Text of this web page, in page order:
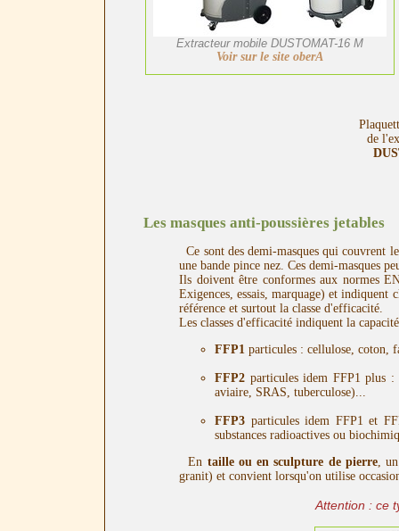
Extracteur mobile DUSTOMAT-16 M
Voir sur le site oberA
de
Les masques anti-poussières jetables
Ce sont des demi-masques qui couvrent
une bande pince nez. Ces demi-masques
Ils doivent être conformes aux normes
Exigences, essais, marquage) et
référence et surtout la classe d'efficacité.
Les classes d'efficacité indiquent la
FFP1 particules : cellulose, coton,
FFP2 particules idem FFP1 plus :
aviaire, SRAS, tuberculose)...
FFP3 particules idem FFP1 et
substances radioactives ou
En taille ou en sculpture de pierre,
granit) et convient lorsqu'on utilise
Attention : ce